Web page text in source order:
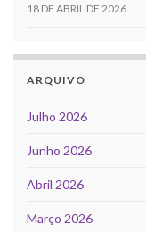
18 DE ABRIL DE 2026
ARQUIVO
Julho 2026
Junho 2026
Abril 2026
Março 2026